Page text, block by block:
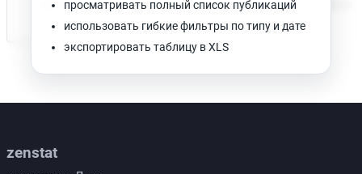
Нет доступных публикаций. Попробуйте изменить фильтр.
просматривать полный список публикаций
использовать гибкие фильтры по типу и дате
экспортировать таблицу в XLS
zenstat